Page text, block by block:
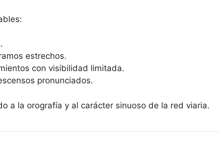
estrechos.
con visibilidad limitada.
pronunciados.
a la orografía y al carácter sinuoso de la red viaria.